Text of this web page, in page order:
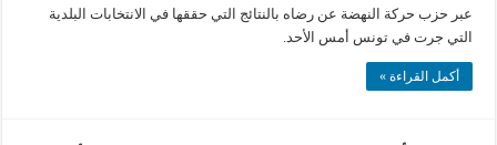
عبر حزب حركة النهضة عن رضاه بالنتائج التي حققها في الانتخابات البلدية
التي جرت في تونس أمس الأحد.
أكمل القراءة »